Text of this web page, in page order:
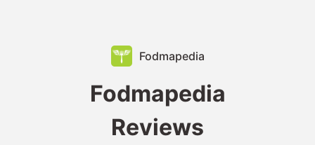
Fodmapedia
Fodmapedia
Reviews